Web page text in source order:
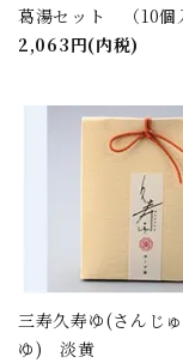
葛湯セット （10個
2,063円(内税)
三寿久寿ゆ(さんじ
ゆ) 淡黄